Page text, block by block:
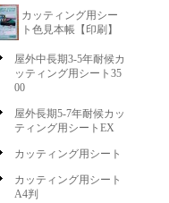
カッティング用シー
ト色見本帳【印刷】
屋外中長期3-5年耐候カ
ッティング用シート35
00
屋外長期5-7年耐候カッ
ティング用シートEX
カッティング用シート
カッティング用シート
A4判